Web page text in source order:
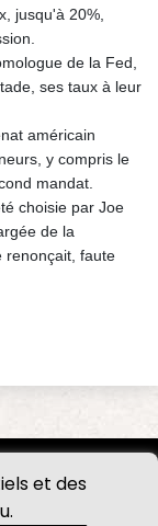
et des
jusqu'à 20%,
de la Fed,
ses taux à leur
américain
y compris le
mandat.
choisie par Joe
de la
renonçait, faute